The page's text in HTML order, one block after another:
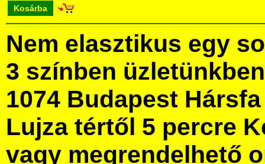
Kosárba
Nem elasztikus egy
3 színben
1074 Budapest
Lujza tértől 5 percre
vagy megrendelhető